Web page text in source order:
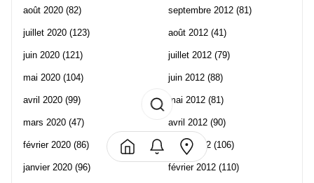
août 2020 (82)
juillet 2020 (123)
juin 2020 (121)
mai 2020 (104)
avril 2020 (99)
mars 2020 (47)
février 2020 (86)
janvier 2020 (96)
septembre 2012 (81)
août 2012 (41)
juillet 2012 (79)
juin 2012 (88)
mai 2012 (81)
avril 2012 (90)
mars 2012 (106)
février 2012 (110)